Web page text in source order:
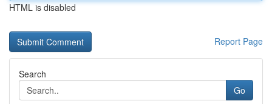
HTML is disabled
Report Page
Search
Go